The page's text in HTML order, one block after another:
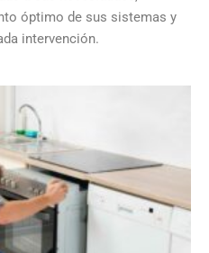
óptimo de sus sistemas y
intervención.